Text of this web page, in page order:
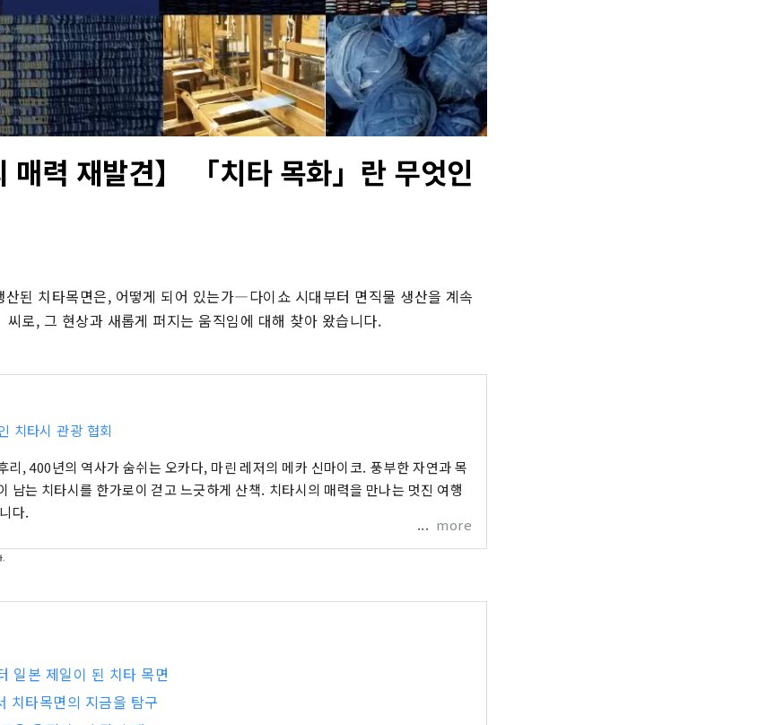
매력 재발견】 「치타 목화」란 무엇인
산된 치타목면은, 어떻게 되어 있는가―다이쇼 시대부터 면직물 생산을 계속
로, 그 현상과 새롭게 퍼지는 움직임에 대해 찾아 왔습니다.
치타시 관광 협회
리, 400년의 역사가 숨쉬는 오카다, 마린 레저의 메카 신마이코. 풍부한 자연과 목
남는 치타시를 한가로이 걷고 느긋하게 산책. 치타시의 매력을 만나는 멋진 여행
다.
more
일본 제일이 된 치타 목면
치타목면의 지금을 탐구